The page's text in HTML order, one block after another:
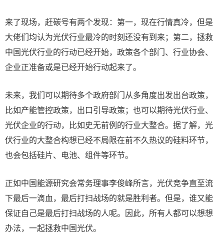
来了现场，赶碳号有两个发现：第一，现在行情真冷，但是
大佬们均认为光伏行业最冷的时刻还没有到来；第二，拯救
中国光伏行业的行动已经开始，政策各个部门、行业协会、
企业正准备或是已经开始行动起来了。
未来，我们可以期待多个政府部门从多角度出发出台政策，
比如产能管控政策，出口引导政策；也可以期待光伏行业、
光伏企业的行动，比如史无前例的行业大整合。据了解，光
伏行业的大整合构想已经不局限在前不久热议的硅料环节，
也会包括硅片、电池、组件等环节。
正如中国能源研究会常务理事李俊峰所言，光伏竞争直至流
下最后一滴血，最后打扫战场的就是胜利者。但是，谁又能
保证自己是最后打扫战场的人呢。因此，所有人都可以想想
办法，一起拯救中国光伏。